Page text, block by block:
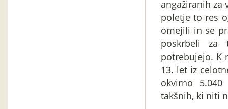
angažiranih za
poletje to res
omejili in se
poskrbeli za
potrebujejo. K
13. let iz
okvirno
takšnih, ki niti